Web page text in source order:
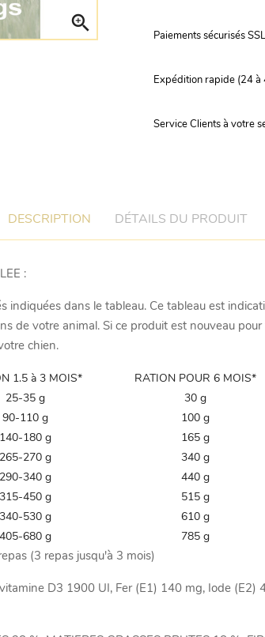

Paiements sécurisés SSL
Expédition rapide (24 à
Service Clients à votre
DESCRIPTION DÉTAILS DU PRODUIT
:
indiquées dans le tableau. Ce tableau est
de votre animal. Si ce produit est nouveau
chien.
1.5 à 3 MOIS* RATION POUR 6 MOIS*
25-35 g 30 g
90-110 g 100 g
140-180 g 165 g
265-270 g 340 g
290-340 g 440 g
315-450 g 515 g
340-530 g 610 g
405-680 g 785 g
(3 repas jusqu'à 3 mois)
D3 1900 UI, Fer (E1) 140 mg, Iode